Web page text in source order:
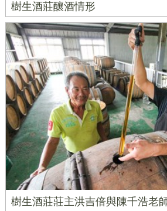
樹生酒莊釀酒情形
樹生酒莊莊主洪吉倍與陳千浩老